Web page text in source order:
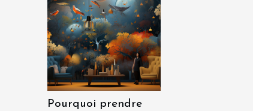
Pourquoi prendre